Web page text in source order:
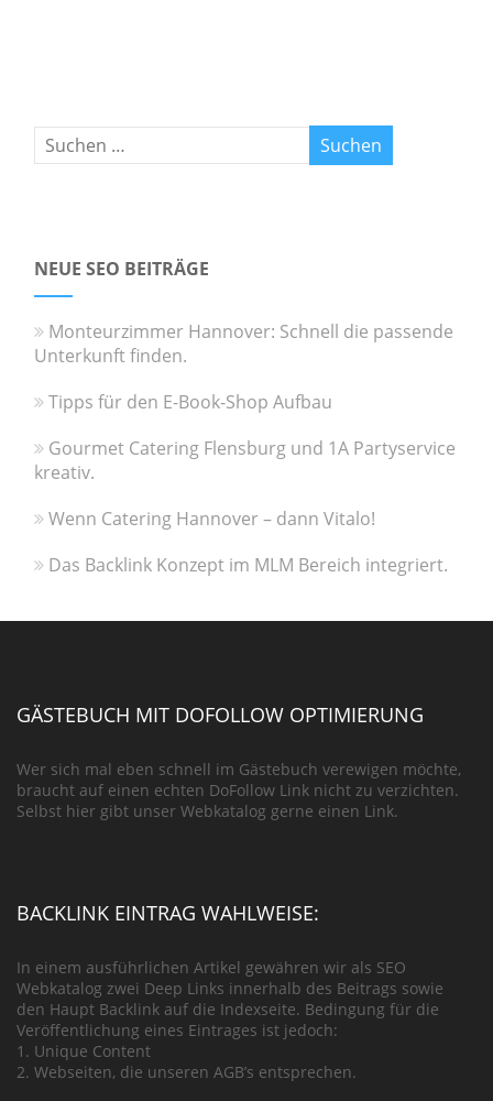
NEUE SEO BEITRÄGE
Monteurzimmer Hannover: Schnell die passende
Unterkunft finden.
Tipps für den E-Book-Shop Aufbau
Gourmet Catering Flensburg und 1A Partyservice
kreativ.
Wenn Catering Hannover – dann Vitalo!
Das Backlink Konzept im MLM Bereich integriert.
GÄSTEBUCH MIT DOFOLLOW OPTIMIERUNG
Wer sich mal eben schnell im Gästebuch verewigen möchte,
braucht auf einen echten DoFollow Link nicht zu verzichten.
Selbst hier gibt unser Webkatalog gerne einen Link.
BACKLINK EINTRAG WAHLWEISE:
In einem ausführlichen Artikel gewähren wir als SEO
Webkatalog zwei Deep Links innerhalb des Beitrags sowie
den Haupt Backlink auf die Indexseite. Bedingung für die
Veröffentlichung eines Eintrages ist jedoch:
1. Unique Content
2. Webseiten, die unseren AGB’s entsprechen.